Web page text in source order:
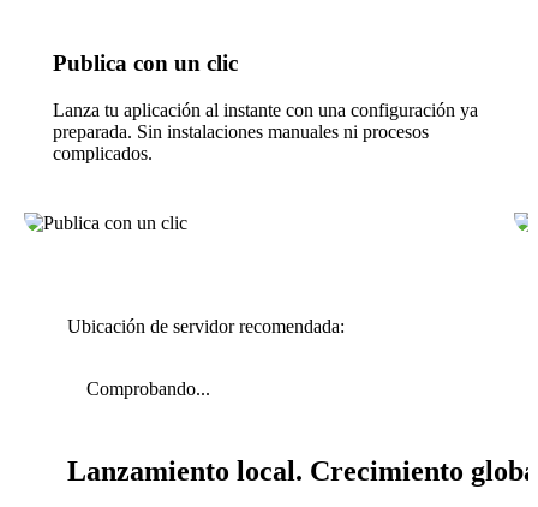
Publica con un clic
Lanza tu aplicación al instante con una configuración ya
preparada. Sin instalaciones manuales ni procesos
complicados.
Ubicación de servidor recomendada:
Comprobando...
Lanzamiento local. Crecimiento